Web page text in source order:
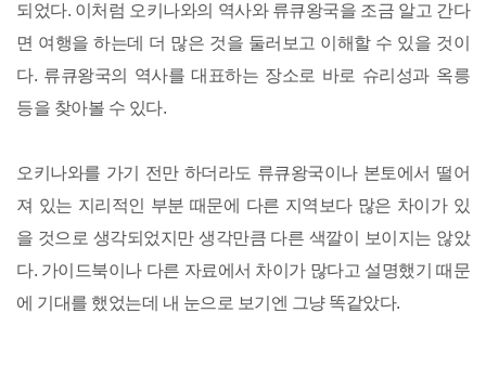
되었다. 이처럼 오키나와의 역사와 류큐왕국을 조금 알고 간다
면 여행을 하는데 더 많은 것을 둘러보고 이해할 수 있을 것이
다. 류큐왕국의 역사를 대표하는 장소로 바로 슈리성과 옥릉
등을 찾아볼 수 있다.
오키나와를 가기 전만 하더라도 류큐왕국이나 본토에서 떨어
져 있는 지리적인 부분 때문에 다른 지역보다 많은 차이가 있
을 것으로 생각되었지만 생각만큼 다른 색깔이 보이지는 않았
다. 가이드북이나 다른 자료에서 차이가 많다고 설명했기 때문
에 기대를 했었는데 내 눈으로 보기엔 그냥 똑같았다.